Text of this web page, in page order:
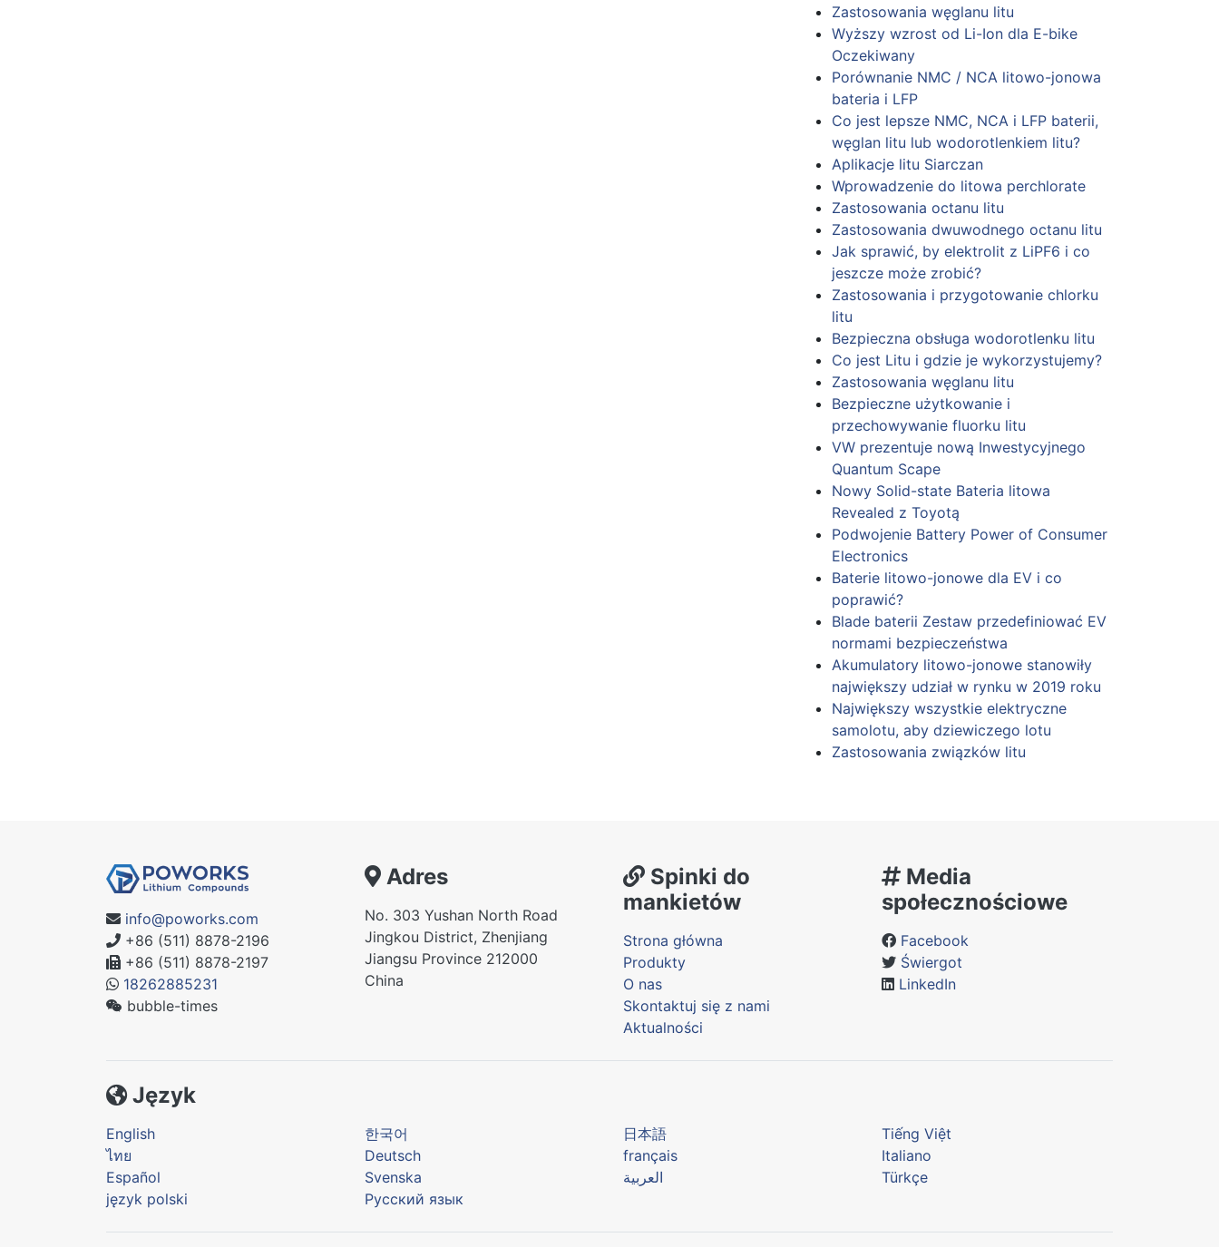
Zastosowania węglanu litu
Wyższy wzrost od Li-Ion dla E-bike
Oczekiwany
Porównanie NMC / NCA litowo-jonowa
bateria i LFP
Co jest lepsze NMC, NCA i LFP baterii,
węglan litu lub wodorotlenkiem litu?
Aplikacje litu Siarczan
Wprowadzenie do litowa perchlorate
Zastosowania octanu litu
Zastosowania dwuwodnego octanu litu
Jak sprawić, by elektrolit z LiPF6 i co
jeszcze może zrobić?
Zastosowania i przygotowanie chlorku
litu
Bezpieczna obsługa wodorotlenku litu
Co jest Litu i gdzie je wykorzystujemy?
Zastosowania węglanu litu
Bezpieczne użytkowanie i
przechowywanie fluorku litu
VW prezentuje nową Inwestycyjnego
Quantum Scape
Nowy Solid-state Bateria litowa
Revealed z Toyotą
Podwojenie Battery Power of Consumer
Electronics
Baterie litowo-jonowe dla EV i co
poprawić?
Blade baterii Zestaw przedefiniować EV
normami bezpieczeństwa
Akumulatory litowo-jonowe stanowiły
największy udział w rynku w 2019 roku
Największy wszystkie elektryczne
samolotu, aby dziewiczego lotu
Zastosowania związków litu
info@poworks.com
+86 (511) 8878-2196
+86 (511) 8878-2197
18262885231
bubble-times
Adres
No. 303 Yushan North Road
Jingkou District, Zhenjiang
Jiangsu Province 212000
China
Spinki do
mankietów
Strona główna
Produkty
O nas
Skontaktuj się z nami
Aktualności
Media
społecznościowe
Facebook
Świergot
LinkedIn
Język
English 한국어 日本語
Tiếng Việt
ไทย
Deutsch français
Italiano
Español
Svenska العربية
Türkçe
język polski
Русский язык